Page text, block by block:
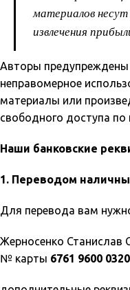
материалов несут
извлечения
Авторы предупреждены
неправомерное
материалы или
свободного доступа
Наши банковские
1. Переводом
Для перевода вам
Жерносенко Станислав
№ карты 6761 9600